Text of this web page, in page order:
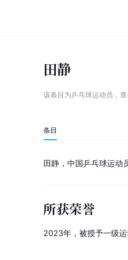
田静
该条目为乒乓球运动员 ，
条目
田静，中国乒乓球运动
所获荣誉
2023年，被授予一级